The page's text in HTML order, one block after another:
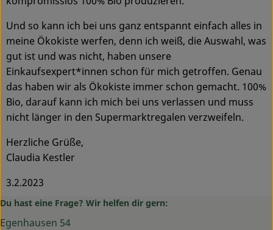
Und so kann ich bei uns ganz entspannt einfach alles in
meine Ökokiste werfen, denn ich weiß, die Auswahl, was
gut ist und was nicht, haben unsere
Einkaufsexpert*innen schon für mich getroffen. Genau
das haben wir als Ökokiste immer schon gemacht. 100%
Bio, darauf kann ich mich bei uns verlassen und muss
nicht länger in den Supermarktregalen verzweifeln.
Herzliche Grüße,
Claudia Kestler
3.2.2023
Du hast eine Frage? Wir helfen dir gern:
Egenhausen 54